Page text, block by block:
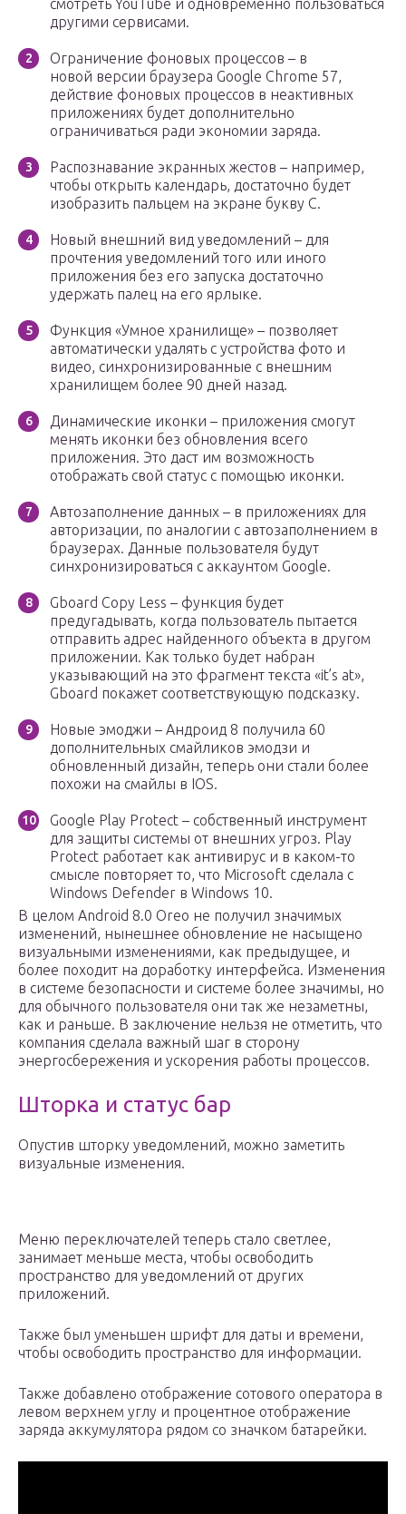
смотреть YouTube и одновременно пользоваться
другими сервисами.
Ограничение фоновых процессов – в
новой версии браузера Google Chrome 57,
действие фоновых процессов в неактивных
приложениях будет дополнительно
ограничиваться ради экономии заряда.
Распознавание экранных жестов – например,
чтобы открыть календарь, достаточно будет
изобразить пальцем на экране букву C.
Новый внешний вид уведомлений – для
прочтения уведомлений того или иного
приложения без его запуска достаточно
удержать палец на его ярлыке.
Функция «Умное хранилище» – позволяет
автоматически удалять с устройства фото и
видео, синхронизированные с внешним
хранилищем более 90 дней назад.
Динамические иконки – приложения смогут
менять иконки без обновления всего
приложения. Это даст им возможность
отображать свой статус с помощью иконки.
Автозаполнение данных – в приложениях для
авторизации, по аналогии с автозаполнением в
браузерах. Данные пользователя будут
синхронизироваться с аккаунтом Google.
Gboard Copy Less – функция будет
предугадывать, когда пользователь пытается
отправить адрес найденного объекта в другом
приложении. Как только будет набран
указывающий на это фрагмент текста «it’s at»,
Gboard покажет соответствующую подсказку.
Новые эмоджи – Андроид 8 получила 60
дополнительных смайликов эмодзи и
обновленный дизайн, теперь они стали более
похожи на смайлы в IOS.
Google Play Protect – собственный инструмент
для защиты системы от внешних угроз. Play
Protect работает как антивирус и в каком-то
смысле повторяет то, что Microsoft сделала с
Windows Defender в Windows 10.
В целом Android 8.0 Oreo не получил значимых
изменений, нынешнее обновление не насыщено
визуальными изменениями, как предыдущее, и
более походит на доработку интерфейса. Изменения
в системе безопасности и системе более значимы, но
для обычного пользователя они так же незаметны,
как и раньше. В заключение нельзя не отметить, что
компания сделала важный шаг в сторону
энергосбережения и ускорения работы процессов.
Шторка и статус бар
Опустив шторку уведомлений, можно заметить
визуальные изменения.
Меню переключателей теперь стало светлее,
занимает меньше места, чтобы освободить
пространство для уведомлений от других
приложений.
Также был уменьшен шрифт для даты и времени,
чтобы освободить пространство для информации.
Также добавлено отображение сотового оператора в
левом верхнем углу и процентное отображение
заряда аккумулятора рядом со значком батарейки.